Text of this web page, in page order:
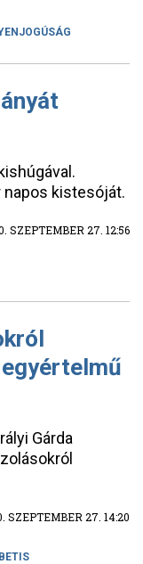
napos kistesóját.
SZEPTEMBER 27. 12:56
Gárda
SZEPTEMBER 27. 14:20